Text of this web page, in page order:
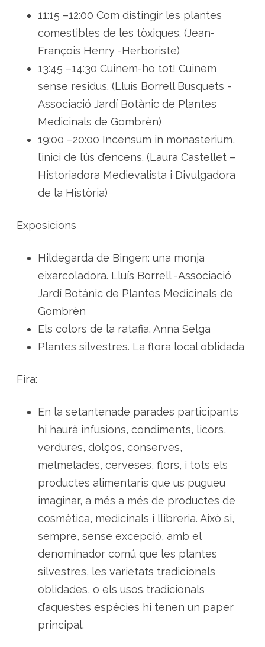
11:15 –12:00 Com distingir les plantes
comestibles de les tòxiques. (Jean-
François Henry -Herboriste)
13:45 –14:30 Cuinem-ho tot! Cuinem
sense residus. (Lluís Borrell Busquets -
Associació Jardí Botànic de Plantes
Medicinals de Gombrèn)
19:00 –20:00 Incensum in monasterium,
l’inici de l’ús d’encens. (Laura Castellet –
Historiadora Medievalista i Divulgadora
de la Història)
Exposicions
Hildegarda de Bingen: una monja
eixarcoladora. Lluís Borrell -Associació
Jardí Botànic de Plantes Medicinals de
Gombrèn
Els colors de la ratafia. Anna Selga
Plantes silvestres. La flora local oblidada
Fira:
En la setantenade parades participants
hi haurà infusions, condiments, licors,
verdures, dolços, conserves,
melmelades, cerveses, flors, i tots els
productes alimentaris que us pugueu
imaginar, a més a més de productes de
cosmètica, medicinals i llibreria. Això si,
sempre, sense excepció, amb el
denominador comú que les plantes
silvestres, les varietats tradicionals
oblidades, o els usos tradicionals
d’aquestes espècies hi tenen un paper
principal.